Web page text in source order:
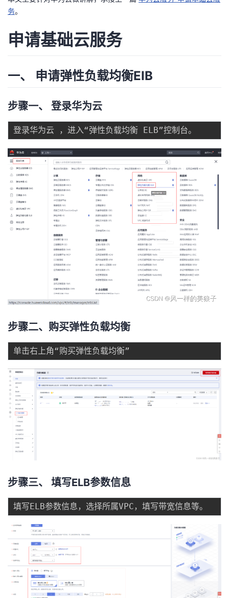
的
博
我
的
坛
我
圈
子
的
直
播
我
的
活
动
我
的
关
注
我
的
开
发
者
我
的
课
我
的
证
我
实
验
的
收
藏
我
的
Programs
我
的
支
的
技
术
持
我
的
云
建
议
务。
申请基础云服务
一、 申请弹性负载均衡EIB
步骤一、 登录华为云
步骤二、购买弹性负载均衡
步骤三、 填写ELB参数信息